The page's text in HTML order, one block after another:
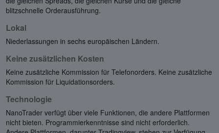
blitzschnelle Orderausführung.
Lokal
Niederlassungen in sechs europäischen Ländern.
Keine zusätzlichen Kosten
Keine zusätzliche Kommission für Telefonorders. Keine zusätzliche
Kommission für Liquidationsorders.
Technologie
NanoTrader verfügt über viele Funktionen, die andere Plattformen
nicht bieten. Programmierkenntnisse sind nicht erforderlich.